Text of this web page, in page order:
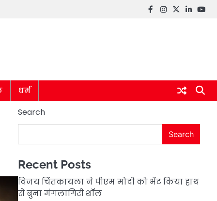
Facebook
instagram
twitter
linkedin
धर्म
Search
Search
Recent Posts
विजय चिंतकायला ने पीएम मोदी को भेंट किया हाथ
से बुना मंगलागिरी शॉल